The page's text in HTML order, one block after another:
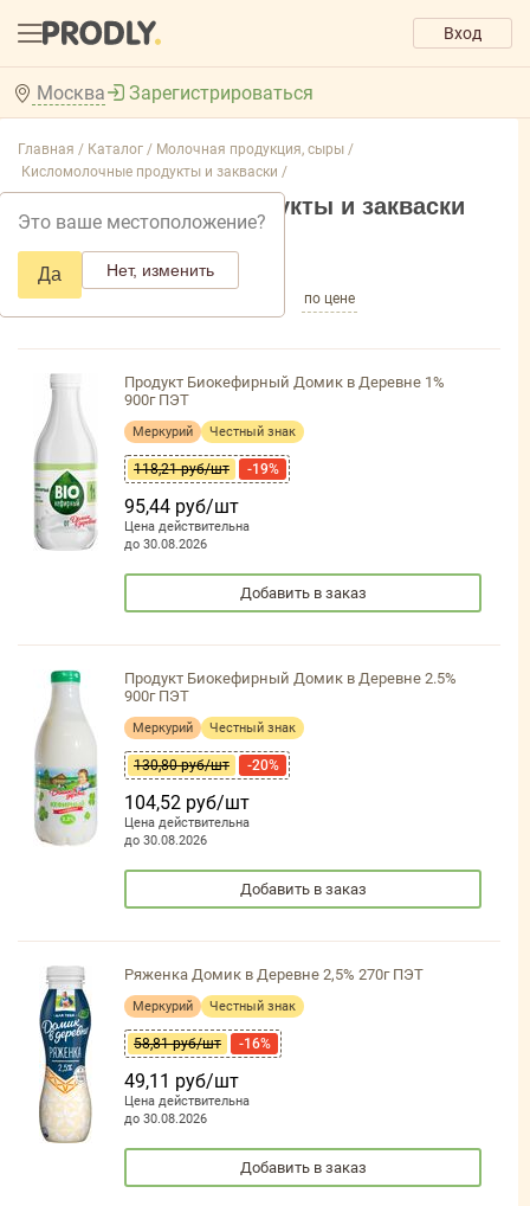
Вход
Москва
Это ваше местоположение?
Да Нет, изменить
Зарегистрироваться
Главная / Каталог / Молочная продукция, сыры /
Кисломолочные продукты и закваски /
Кисломолочные продукты и закваски
Добавить фильтр товаров
по популярности по цене
Продукт Биокефирный Домик в Деревне 1%
900г ПЭТ
Меркурий Честный знак
118,21 руб/шт -19%
95,44 руб/шт
Цена действительна
до 30.08.2026
Добавить в заказ
Продукт Биокефирный Домик в Деревне 2.5%
900г ПЭТ
Меркурий Честный знак
130,80 руб/шт -20%
104,52 руб/шт
Цена действительна
до 30.08.2026
Добавить в заказ
Ряженка Домик в Деревне 2,5% 270г ПЭТ
Меркурий Честный знак
58,81 руб/шт -16%
49,11 руб/шт
Цена действительна
до 30.08.2026
Добавить в заказ